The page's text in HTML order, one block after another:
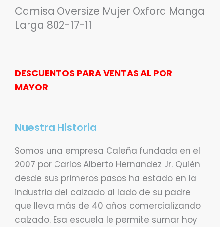
Camisa Oversize Mujer Oxford Manga
Larga 802-17-11
DESCUENTOS PARA VENTAS AL POR
MAYOR
Nuestra Historia
Somos una empresa Caleña fundada en el
2007 por Carlos Alberto Hernandez Jr. Quién
desde sus primeros pasos ha estado en la
industria del calzado al lado de su padre
que lleva más de 40 años comercializando
calzado. Esa escuela le permite sumar hoy